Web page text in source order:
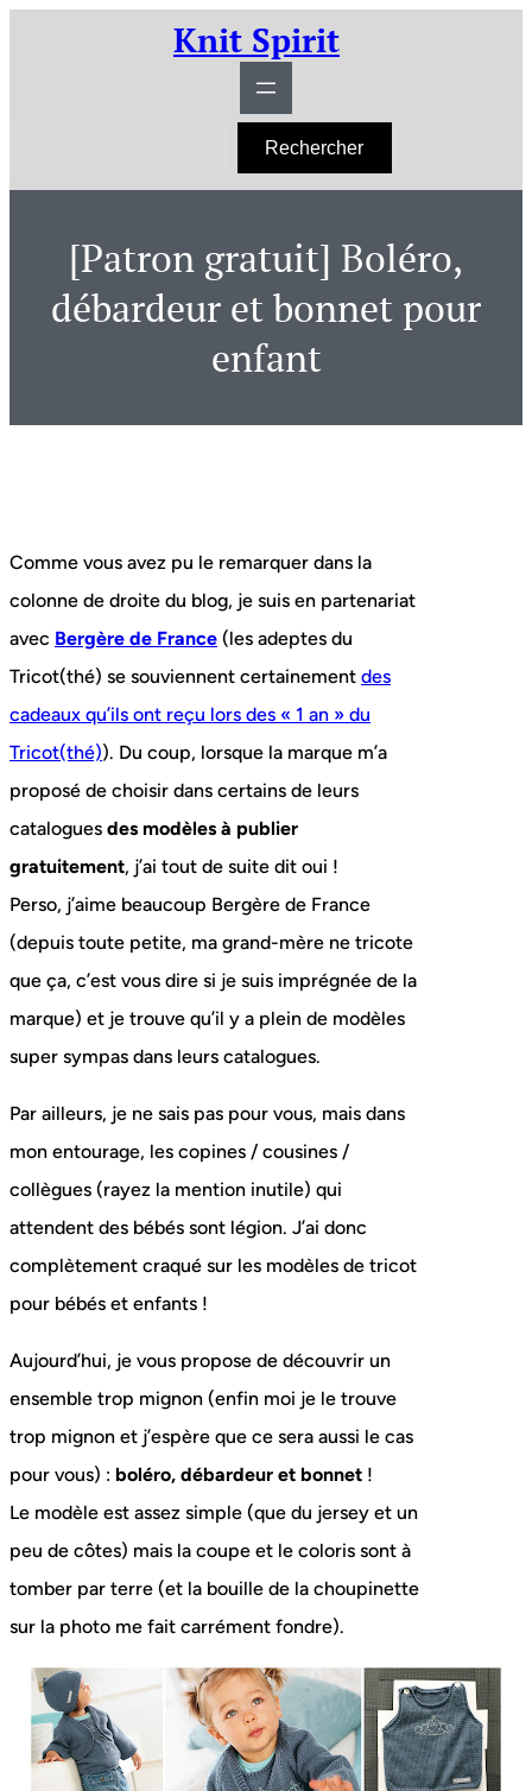
Knit Spirit
h
Rechercher
[Patron gratuit] Boléro,
débardeur et bonnet pour
enfant
Comme vous avez pu le remarquer dans la
colonne de droite du blog, je suis en partenariat
avec Bergère de France (les adeptes du
Tricot(thé) se souviennent certainement des
cadeaux qu’ils ont reçu lors des « 1 an » du
Tricot(thé)). Du coup, lorsque la marque m’a
proposé de choisir dans certains de leurs
catalogues des modèles à publier
gratuitement, j’ai tout de suite dit oui !
Perso, j’aime beaucoup Bergère de France
(depuis toute petite, ma grand-mère ne tricote
que ça, c’est vous dire si je suis imprégnée de la
marque) et je trouve qu’il y a plein de modèles
super sympas dans leurs catalogues.
Par ailleurs, je ne sais pas pour vous, mais dans
mon entourage, les copines / cousines /
collègues (rayez la mention inutile) qui
attendent des bébés sont légion. J’ai donc
complètement craqué sur les modèles de tricot
pour bébés et enfants !
Aujourd’hui, je vous propose de découvrir un
ensemble trop mignon (enfin moi je le trouve
trop mignon et j’espère que ce sera aussi le cas
pour vous) : boléro, débardeur et bonnet !
Le modèle est assez simple (que du jersey et un
peu de côtes) mais la coupe et le coloris sont à
tomber par terre (et la bouille de la choupinette
sur la photo me fait carrément fondre).